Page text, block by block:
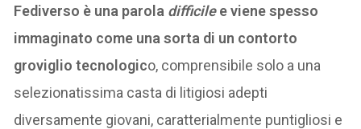
Fediverso è una parola difficilee viene spesso
immaginato come una sorta di un contorto
groviglio tecnologico, comprensibile solo a una
selezionatissima casta di litigiosi adepti
diversamente giovani, caratterialmente puntigliosi e